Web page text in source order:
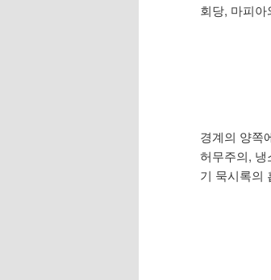
회당, 마피아
경계의 양쪽
허무주의, 냉
기 묵시록의